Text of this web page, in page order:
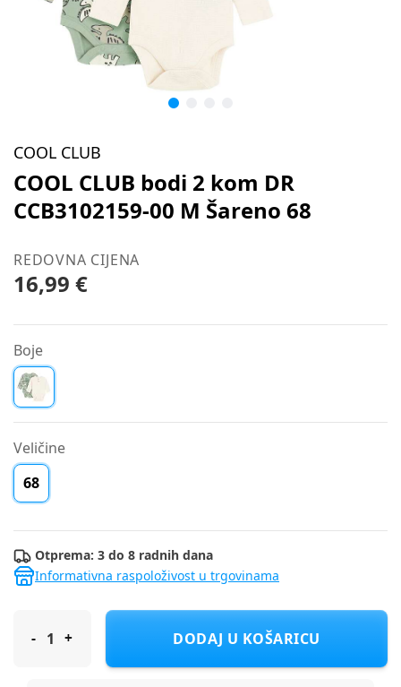
COOL CLUB
COOL CLUB bodi 2 kom DR
CCB3102159-00 M Šareno 68
REDOVNA CIJENA
16,99 €
Boje
Veličine
68
Otprema: 3 do 8 radnih dana
Informativna raspoloživost u trgovinama
COOL CLUB bodi 2 kom DR CCB3102159-00 M Šareno 68
DODAJ U KOŠARICU